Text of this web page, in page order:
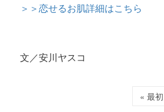
＞＞恋せるお肌詳細はこちら
文／安川ヤスコ
« 最初